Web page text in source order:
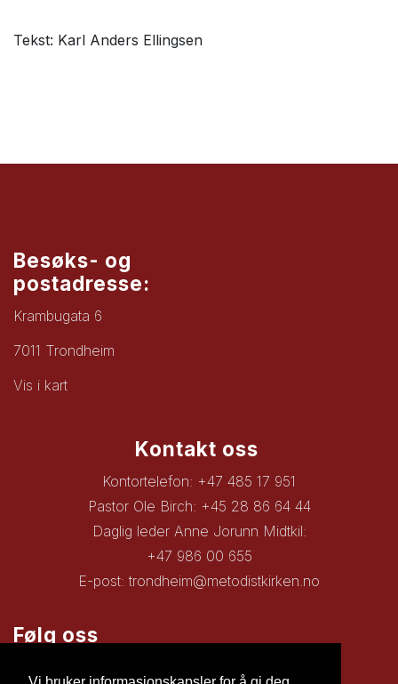
Tekst: Karl Anders Ellingsen
Besøks- og
postadresse:
Krambugata 6
7011 Trondheim
Vis i kart
Kontakt oss
Kontortelefon: +47 485 17 951
Pastor Ole Birch: +45 28 86 64 44
Daglig leder Anne Jorunn Midtkil:
+47 986 00 655
E-post:trondheim@metodistkirken.no
Følg oss